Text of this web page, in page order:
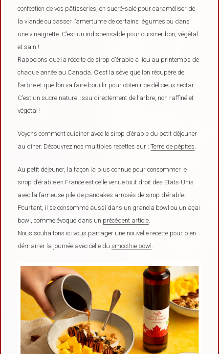
confection de vos pâtisseries, en sucré-salé pour caraméliser de
la viande ou casser l’amertume de certains légumes ou dans
une vinaigrette. C’est un indispensable pour cuisiner bon, végétal
et sain !
Rappelons que la récolte de sirop d’érable a lieu au printemps de
chaque année au Canada. C’est la sève que l’on récupère de
l’arbre et que l’on va faire bouillir pour obtenir ce délicieux nectar.
C’est un sucre naturel issu directement de l’arbre, non raffiné et
végétal !
Voyons comment cuisiner avec le sirop d’érable du petit déjeuner
au diner. Découvrez nos multiples recettes sur :Terre de pépites
Au petit déjeuner, la façon la plus connue pour consommer le
sirop d’érable en France est celle venue tout droit des Etats-Unis
avec la fameuse pile de pancakes arrosés de sirop d’érable.
Pourtant, il se consomme aussi dans un granola bowl ou un açai
bowl, comme évoqué dans un précédent article
Nous souhaitons ici vous partager une nouvelle recette pour bien
démarrer la journée avec celle dusmoothie bowl